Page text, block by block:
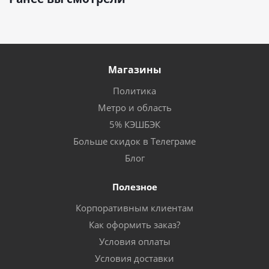
Магазины
Политика
Метро и область
5% КЭШБЭК
Больше скидок в Телеграме
Блог
Полезное
Корпоративным клиентам
Как оформить заказ?
Условия оплаты
Условия доставки